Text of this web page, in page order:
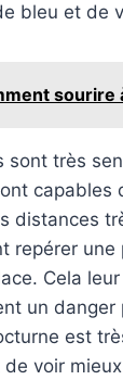
bleu et de
sourire
sont très
capables
distances
repérer une
Cela
un danger
est
voir